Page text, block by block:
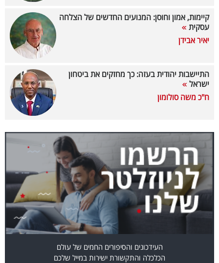
ניוזלטרים
מייל
אדום
קיימות, אמון וחוסן: המנועים החדשים של הצלחה
עסקית
יאיר אבידן
התיישבות יהודית בעזה: כך מחזקים את ביטחון
ישראל
ח"כ משה סולומון
העידכונים והסיפורים החמים של עולם
הכלכלה והתקשורת ישירות במייל שלכם